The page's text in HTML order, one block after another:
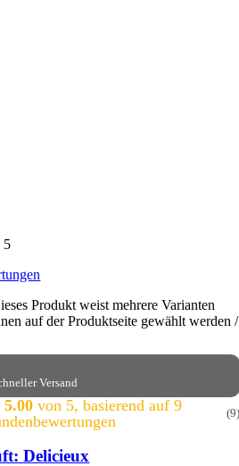
5
Produkt weist mehrere Varianten
auf der Produktseite gewählt werden/
Versand
5.00von 5, basierend auf 9
(9)
Delicieux